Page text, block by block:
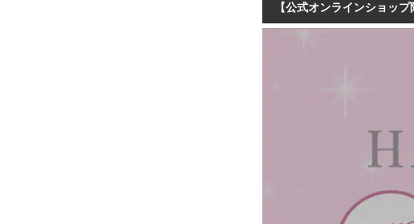
【公式オンラインショッ